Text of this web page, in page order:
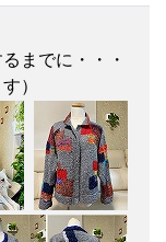
までに・・・
）